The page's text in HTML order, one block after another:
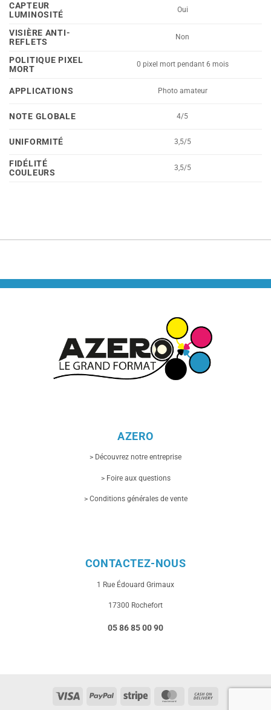
CAPTEUR
LUMINOSITÉ
Oui
VISIÈRE ANTI-
REFLETS
Non
POLITIQUE PIXEL
MORT
0 pixel mort pendant 6 mois
APPLICATIONS Photo amateur
NOTE GLOBALE 4/5
UNIFORMITÉ 3,5/5
FIDÉLITÉ
COULEURS
3,5/5
AZERO
> Découvrez notre entreprise
> Foire aux questions
> Conditions générales de vente
CONTACTEZ-NOUS
1 Rue Édouard Grimaux
17300 Rochefort
05 86 85 00 90
Visa PayPal Stripe MasterCard